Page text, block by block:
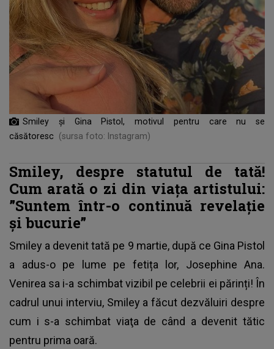
Smiley și Gina Pistol, motivul pentru care nu se
căsătoresc
(sursa foto: Instagram)
Smiley, despre statutul de tată!
Cum arată o zi din viața artistului:
”Suntem într-o continuă revelație
și bucurie”
Smiley a devenit tată pe 9 martie, după ce Gina Pistol
a adus-o pe lume pe fetița lor, Josephine Ana.
Venirea sa i-a schimbat vizibil pe celebrii ei părinți! În
cadrul unui interviu, Smiley a făcut dezvăluiri despre
cum i s-a schimbat viaţa de când a devenit tătic
pentru prima oară.